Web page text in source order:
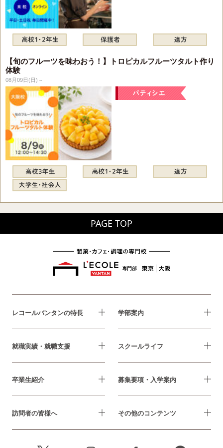
【旬のフルーツを味わおう！】トロピカルフルーツタルト作り
体験
08月09日(日)～
PAGE TOP
レコールバンタンの特長 学部案内
就職実績・就職支援 スクールライフ
卒業生紹介 募集要項・入学案内
訪問者の皆様へ その他のコンテンツ